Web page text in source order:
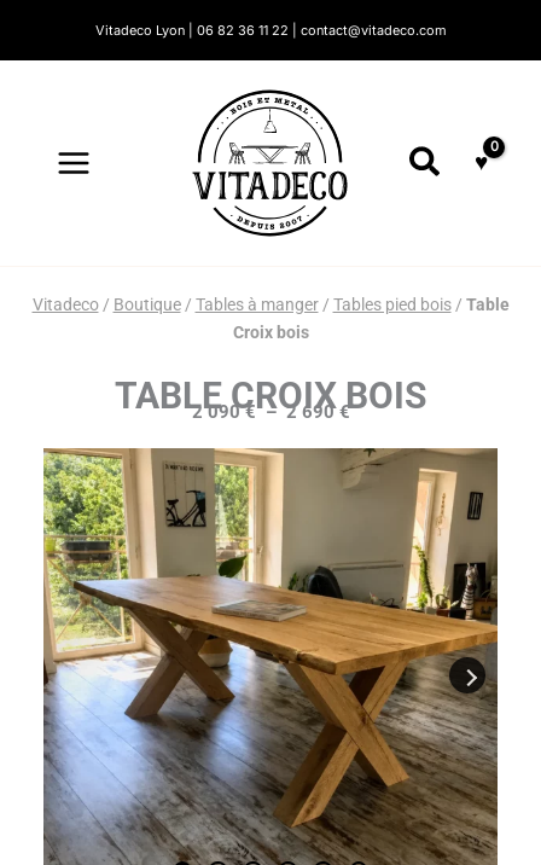
Vitadeco Lyon | 06 82 36 11 22 | contact@vitadeco.com
Vitadeco/ Boutique/ Tables à manger/ Tables pied bois/ Table
Croix bois
TABLE CROIX BOIS
2 090€ – 2 690€
de
prix :
2
690 €